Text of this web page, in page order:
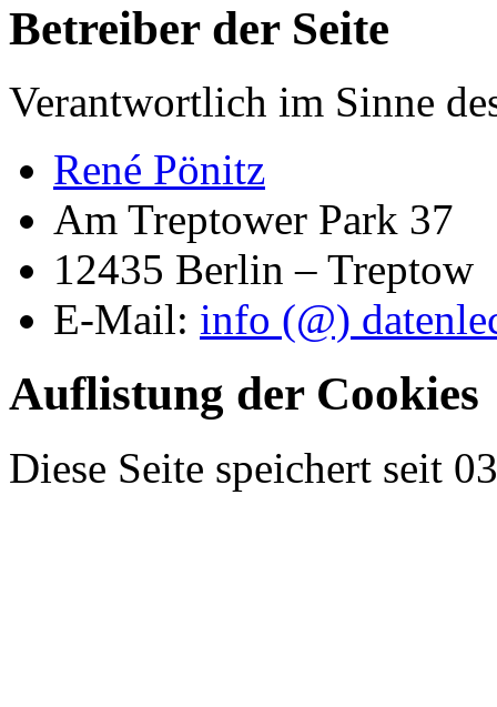
Betreiber der Seite
Verantwortlich im Sinne
René Pönitz
Am Treptower Park 37
12435 Berlin – Treptow
E-Mail: info (@)
Auflistung der Cookies
Diese Seite speichert seit